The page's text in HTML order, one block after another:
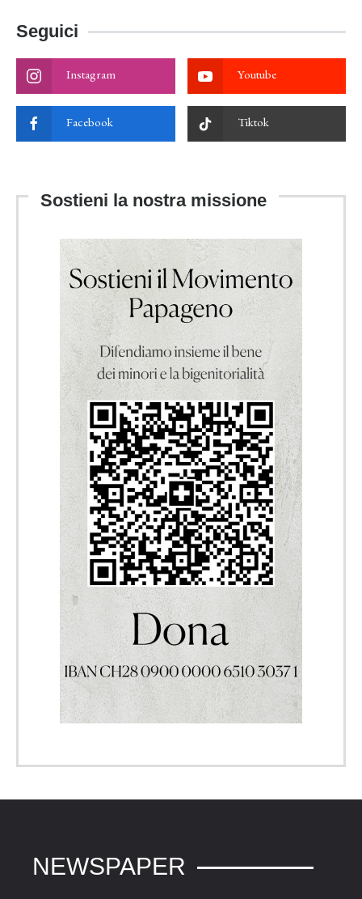
Seguici
Instagram Youtube
Facebook Tiktok
Sostieni la nostra missione
NEWSPAPER